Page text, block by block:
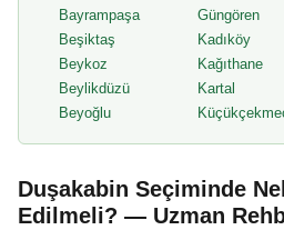
Bayrampaşa
Beşiktaş
Beykoz
Beylikdüzü
Beyoğlu
Güngören
Kadıköy
Kağıthane
Kartal
Duşakabin Seçiminde
Edilmeli? — Uzman